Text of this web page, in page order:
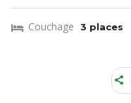
Couchage 3 places